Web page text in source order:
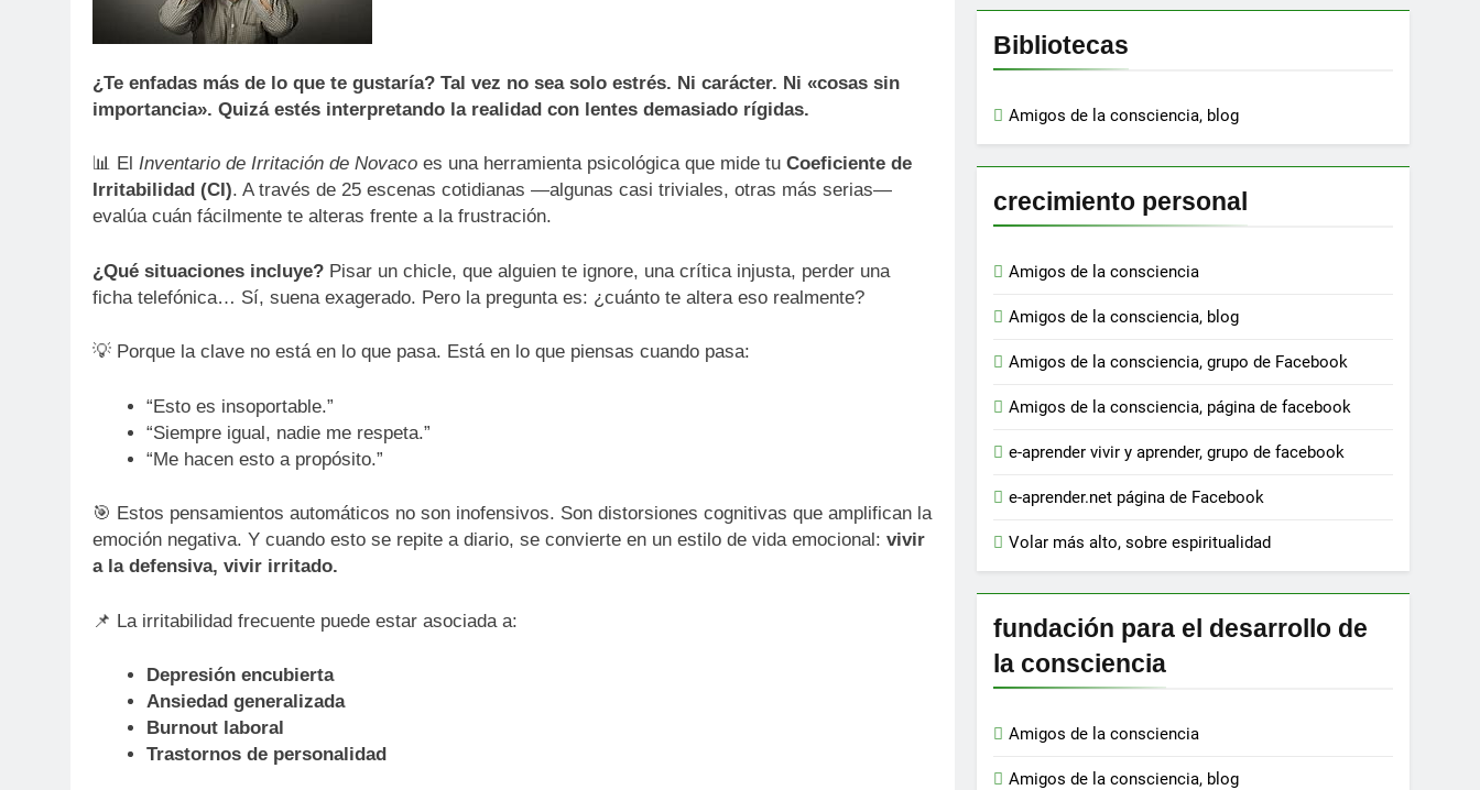
¿Te enfadas más de lo que te gustaría? Tal vez no sea solo estrés. Ni carácter. Ni «cosas sin
importancia». Quizá estés interpretando la realidad con lentes demasiado rígidas.
📊 El Inventario de Irritación de Novaco es una herramienta psicológica que mide tu Coeficiente de
Irritabilidad (CI). A través de 25 escenas cotidianas —algunas casi triviales, otras más serias—
evalúa cuán fácilmente te alteras frente a la frustración.
¿Qué situaciones incluye? Pisar un chicle, que alguien te ignore, una crítica injusta, perder una
ficha telefónica… Sí, suena exagerado. Pero la pregunta es: ¿cuánto te altera eso realmente?
💡 Porque la clave no está en lo que pasa. Está en lo que piensas cuando pasa:
“Esto es insoportable.”
“Siempre igual, nadie me respeta.”
“Me hacen esto a propósito.”
🎯 Estos pensamientos automáticos no son inofensivos. Son distorsiones cognitivas que amplifican la
emoción negativa. Y cuando esto se repite a diario, se convierte en un estilo de vida emocional: vivir
a la defensiva, vivir irritado.
📌 La irritabilidad frecuente puede estar asociada a:
Depresión encubierta
Ansiedad generalizada
Burnout laboral
Trastornos de personalidad
Bibliotecas
Amigos de la consciencia, blog
crecimiento personal
Amigos de la consciencia
Amigos de la consciencia, blog
Amigos de la consciencia, grupo de Facebook
Amigos de la consciencia, página de facebook
e-aprender vivir y aprender, grupo de facebook
e-aprender.net página de Facebook
Volar más alto, sobre espiritualidad
fundación para el desarrollo de
la consciencia
Amigos de la consciencia
Amigos de la consciencia, blog